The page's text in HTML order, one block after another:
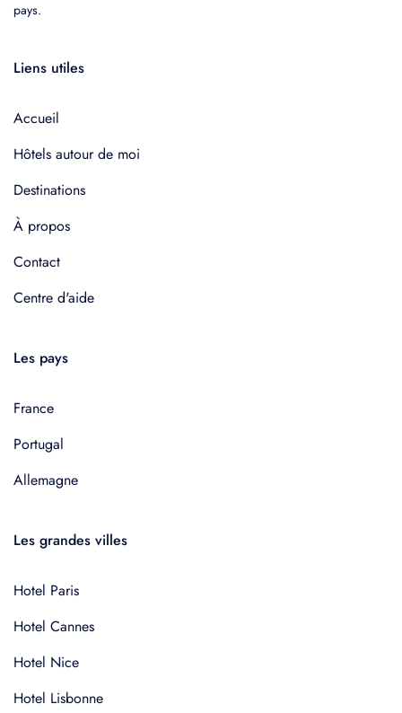
pays.
Liens utiles
Accueil
Hôtels autour de moi
Destinations
À propos
Contact
Centre d'aide
Les pays
France
Portugal
Allemagne
Les grandes villes
Hotel Paris
Hotel Cannes
Hotel Nice
Hotel Lisbonne